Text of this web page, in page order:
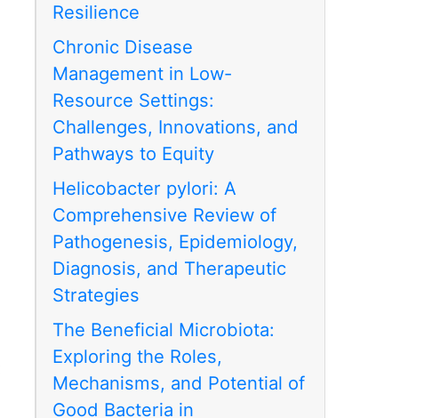
Resilience
Chronic Disease
Management in Low-
Resource Settings:
Challenges, Innovations, and
Pathways to Equity
Helicobacter pylori: A
Comprehensive Review of
Pathogenesis, Epidemiology,
Diagnosis, and Therapeutic
Strategies
The Beneficial Microbiota:
Exploring the Roles,
Mechanisms, and Potential of
Good Bacteria in